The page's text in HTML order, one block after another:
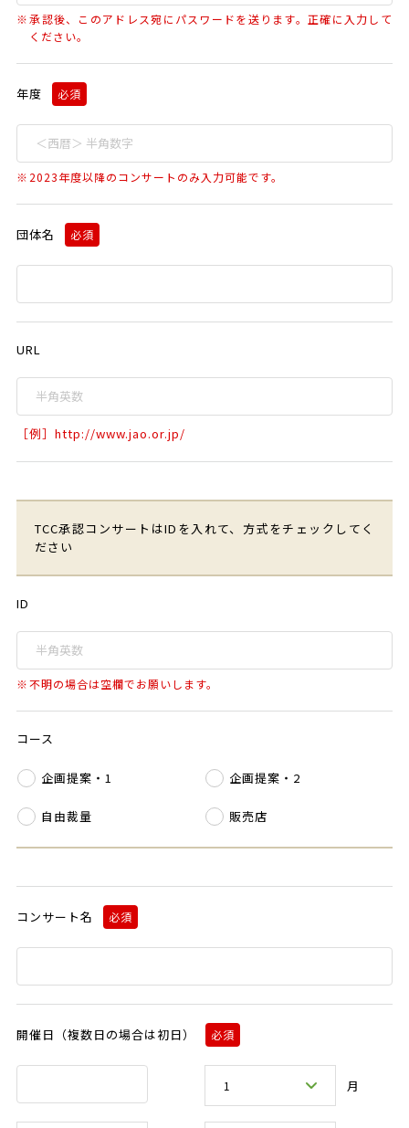
承認後、このアドレス宛にパスワードを送ります。正確に入力して
ください。
年度 必須
2023年度以降のコンサートのみ入力可能です。
団体名 必須
URL
［例］http://www.jao.or.jp/
TCC承認コンサートはIDを入れて、方式をチェックしてく
ださい
ID
不明の場合は空欄でお願いします。
コース
企画提案・1 企画提案・2
自由裁量 販売店
コンサート名 必須
開催日 （複数日の場合は初日） 必須
月